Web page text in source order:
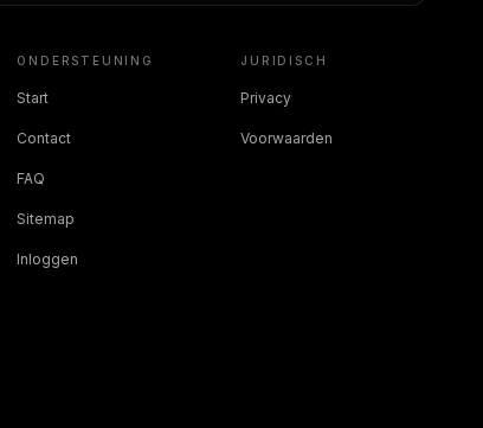
ONDERSTEUNING
Start
Contact
FAQ
Sitemap
Inloggen
JURIDISCH
Privacy
Voorwaarden